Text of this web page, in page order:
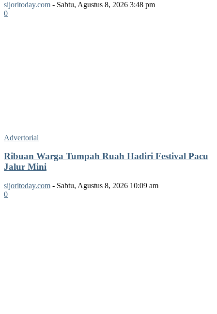
sijoritoday.com - Sabtu, Agustus 8, 2026 3:48 pm
0
Advertorial
Ribuan Warga Tumpah Ruah Hadiri Festival Pacu
Jalur Mini
sijoritoday.com - Sabtu, Agustus 8, 2026 10:09 am
0